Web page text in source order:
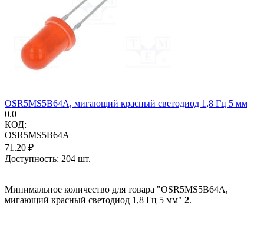
OSR5MS5B64A, мигающий красный светодиод 1,8 Гц 5 мм
0.0
КОД:
OSR5MS5B64A
71.20 ₽
Доступность: 204 шт.
Минимальное количество для товара "OSR5MS5B64A,
мигающий красный светодиод 1,8 Гц 5 мм" 2.